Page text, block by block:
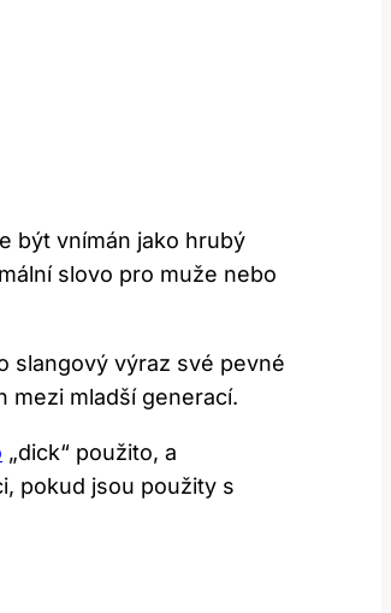
být vnímán jako hrubý
slovo pro muže nebo
slangový‌ výraz‌ své pevné
mezi mladší generací.
„dick“ použito, ​a
pokud jsou ​použity s